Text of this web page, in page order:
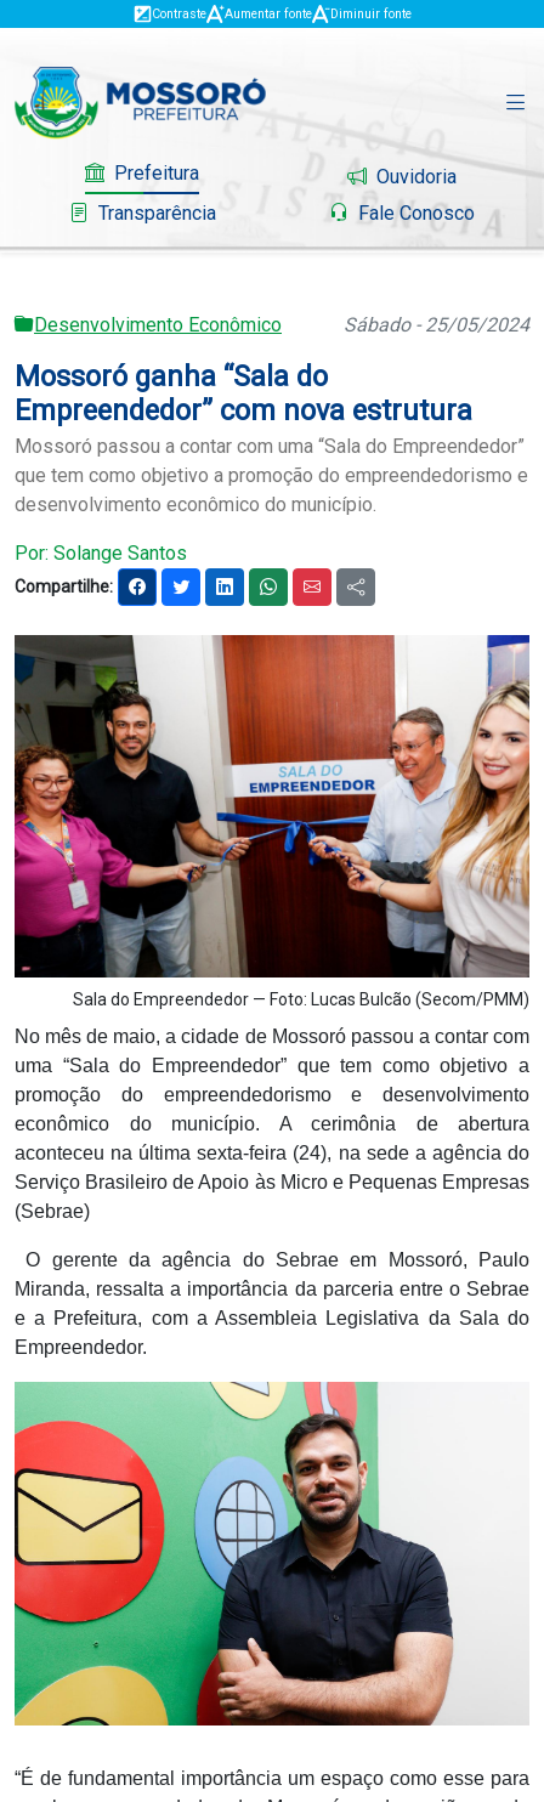
Contraste Aumentar fonte Diminuir fonte
Prefeitura
Ouvidoria
Transparência
Fale Conosco
Governo
Mossoró
Serviços
Portal do Contribuinte
PESQUISAR
Desenvolvimento Econômico Sábado - 25/05/2024
Mossoró ganha “Sala do
Empreendedor” com nova estrutura
Mossoró passou a contar com uma “Sala do Empreendedor”
que tem como objetivo a promoção do empreendedorismo e
desenvolvimento econômico do município.
Por: Solange Santos
Compartilhe:
Sala do Empreendedor — Foto: Lucas Bulcão (Secom/PMM)
No mês de maio, a cidade de Mossoró passou a contar com
uma “Sala do Empreendedor” que tem como objetivo a
promoção do empreendedorismo e desenvolvimento
econômico do município. A cerimônia de abertura
aconteceu na última sexta-feira (24), na sede a agência do
Serviço Brasileiro de Apoio às Micro e Pequenas Empresas
(Sebrae)
O gerente da agência do Sebrae em Mossoró, Paulo
Miranda, ressalta a importância da parceria entre o Sebrae
e a Prefeitura, com a Assembleia Legislativa da Sala do
Empreendedor.
“É de fundamental importância um espaço como esse para